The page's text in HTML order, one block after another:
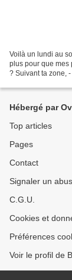
Voilà un lundi au
plus pour que mes
? Suivant ta zone,
Hébergé par
Top articles
Pages
Contact
Signaler un abus
C.G.U.
Cookies et
Préférences
Voir le profil de